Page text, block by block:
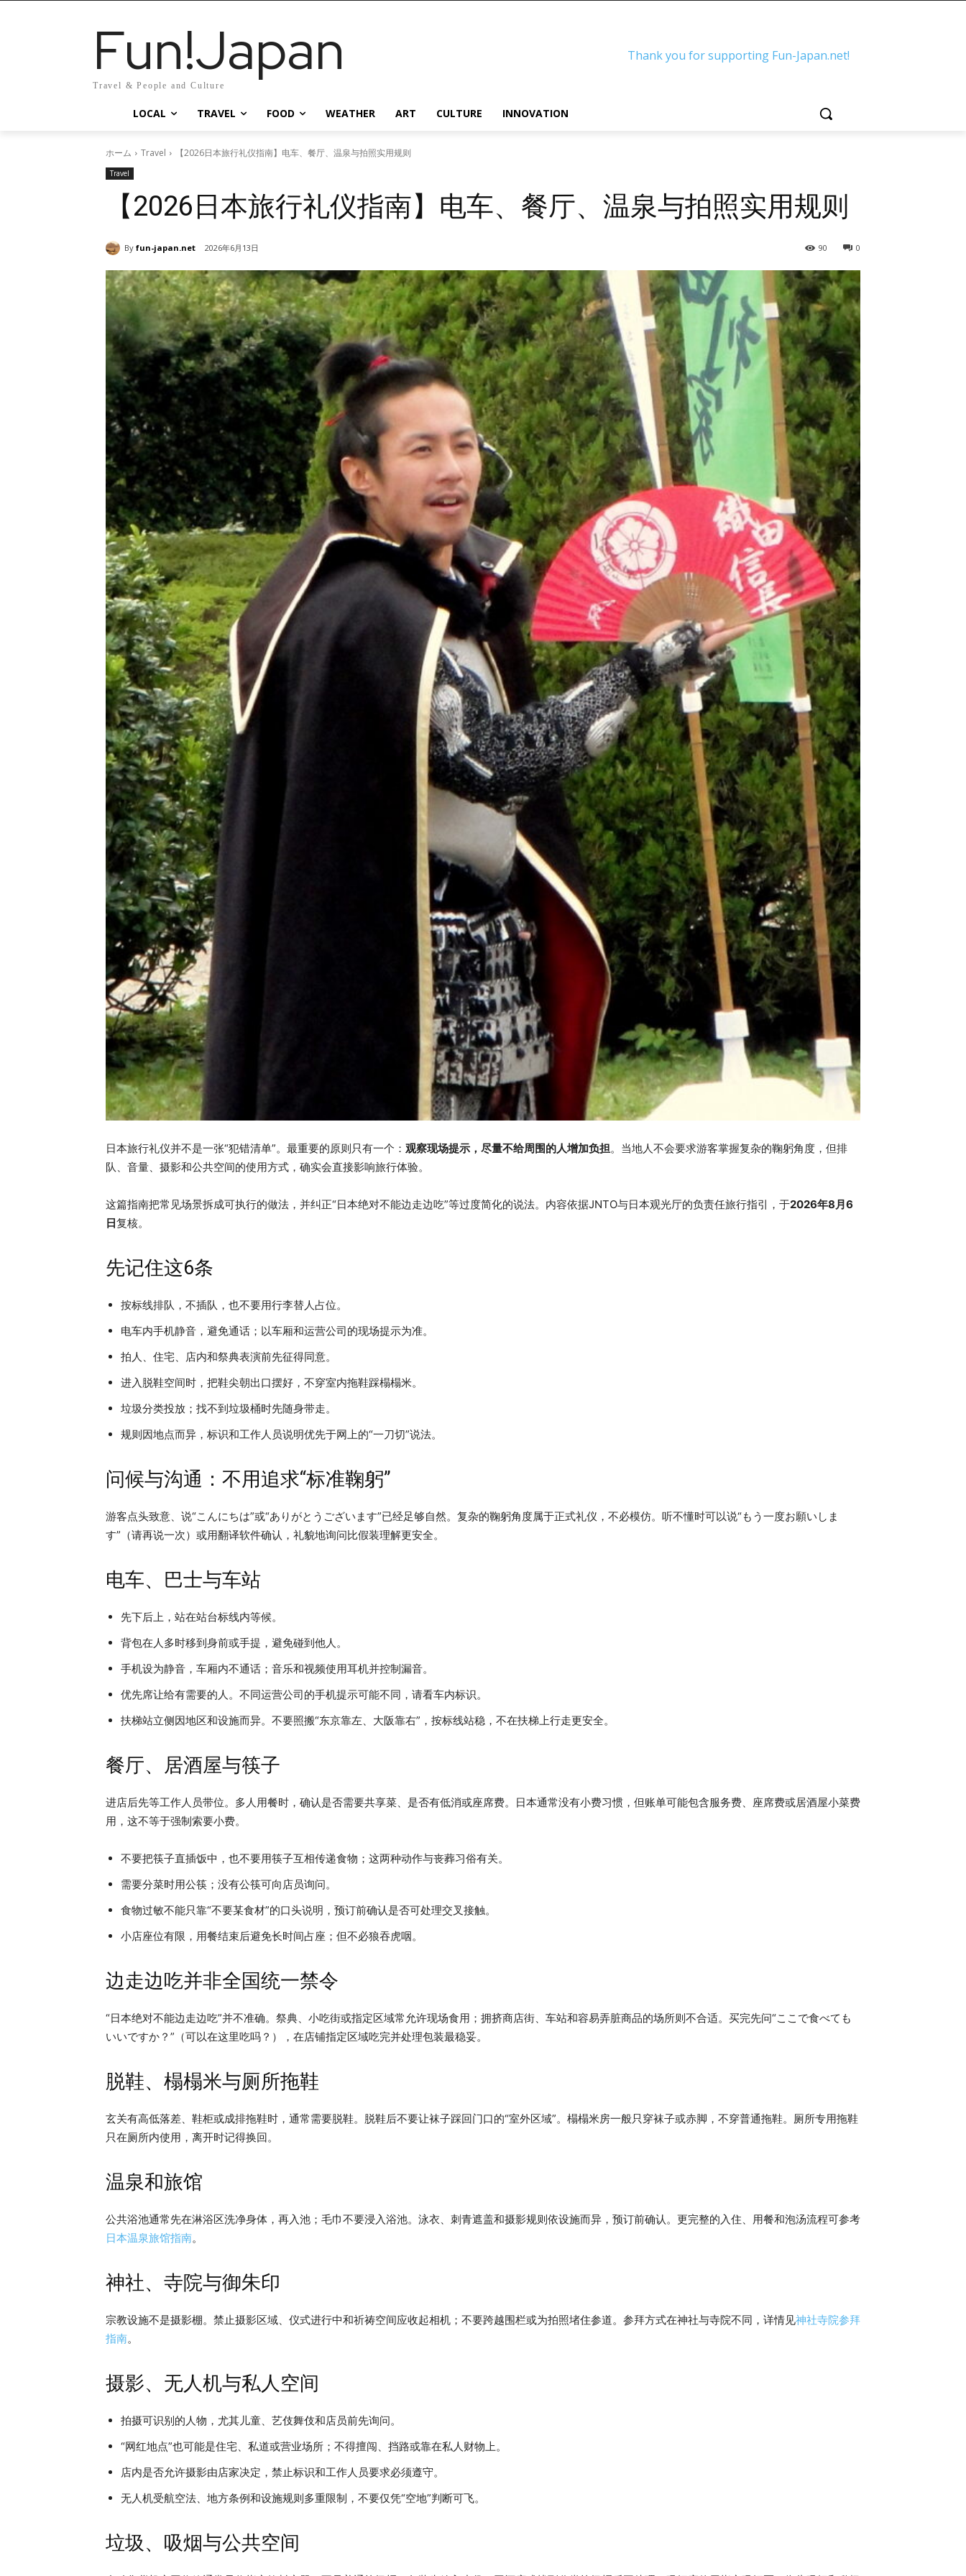
Fun!Japan
Travel & People and Culture
Thank you for supporting Fun-Japan.net!
LOCAL TRAVEL FOOD WEATHER ART CULTURE INNOVATION
ホーム Travel 【2026日本旅行礼仪指南】电车、餐厅、温泉与拍照实用规则
Travel
【2026日本旅行礼仪指南】电车、餐厅、温泉与拍照实用规则
By fun-japan.net 2026年6月13日 0
90
日本旅行礼仪并不是一张“犯错清单”。最重要的原则只有一个： 观察现场提示，尽量不给周围的人增加负担。当地人不会要求游客掌握复杂的鞠躬角度，但排
队、音量、摄影和公共空间的使用方式，确实会直接影响旅行体验。
这篇指南把常见场景拆成可执行的做法，并纠正“日本绝对不能边走边吃”等过度简化的说法。内容依据JNTO与日本观光厅的负责任旅行指引，于2026年8月6
日复核。
先记住这6条
按标线排队，不插队，也不要用行李替人占位。
电车内手机静音，避免通话；以车厢和运营公司的现场提示为准。
拍人、住宅、店内和祭典表演前先征得同意。
进入脱鞋空间时，把鞋尖朝出口摆好，不穿室内拖鞋踩榻榻米。
垃圾分类投放；找不到垃圾桶时先随身带走。
规则因地点而异，标识和工作人员说明优先于网上的“一刀切”说法。
问候与沟通：不用追求“标准鞠躬”
游客点头致意、说“こんにちは”或“ありがとうございます”已经足够自然。复杂的鞠躬角度属于正式礼仪，不必模仿。听不懂时可以说“もう一度お願いしま
す”（请再说一次）或用翻译软件确认，礼貌地询问比假装理解更安全。
电车、巴士与车站
先下后上，站在站台标线内等候。
背包在人多时移到身前或手提，避免碰到他人。
手机设为静音，车厢内不通话；音乐和视频使用耳机并控制漏音。
优先席让给有需要的人。不同运营公司的手机提示可能不同，请看车内标识。
扶梯站立侧因地区和设施而异。不要照搬“东京靠左、大阪靠右”，按标线站稳，不在扶梯上行走更安全。
餐厅、居酒屋与筷子
进店后先等工作人员带位。多人用餐时，确认是否需要共享菜、是否有低消或座席费。日本通常没有小费习惯，但账单可能包含服务费、座席费或居酒屋小菜费
用，这不等于强制索要小费。
不要把筷子直插饭中，也不要用筷子互相传递食物；这两种动作与丧葬习俗有关。
需要分菜时用公筷；没有公筷可向店员询问。
食物过敏不能只靠“不要某食材”的口头说明，预订前确认是否可处理交叉接触。
小店座位有限，用餐结束后避免长时间占座；但不必狼吞虎咽。
边走边吃并非全国统一禁令
“日本绝对不能边走边吃”并不准确。祭典、小吃街或指定区域常允许现场食用；拥挤商店街、车站和容易弄脏商品的场所则不合适。买完先问“ここで食べても
いいですか？”（可以在这里吃吗？），在店铺指定区域吃完并处理包装最稳妥。
脱鞋、榻榻米与厕所拖鞋
玄关有高低落差、鞋柜或成排拖鞋时，通常需要脱鞋。脱鞋后不要让袜子踩回门口的“室外区域”。榻榻米房一般只穿袜子或赤脚，不穿普通拖鞋。厕所专用拖鞋
只在厕所内使用，离开时记得换回。
温泉和旅馆
公共浴池通常先在淋浴区洗净身体，再入池；毛巾不要浸入浴池。泳衣、刺青遮盖和摄影规则依设施而异，预订前确认。更完整的入住、用餐和泡汤流程可参考
日本温泉旅馆指南。
神社、寺院与御朱印
宗教设施不是摄影棚。禁止摄影区域、仪式进行中和祈祷空间应收起相机；不要跨越围栏或为拍照堵住参道。参拜方式在神社与寺院不同，详情见神社寺院参拜
指南。
摄影、无人机与私人空间
拍摄可识别的人物，尤其儿童、艺伎舞伎和店员前先询问。
“网红地点”也可能是住宅、私道或营业场所；不得擅闯、挡路或靠在私人财物上。
店内是否允许摄影由店家决定，禁止标识和工作人员要求必须遵守。
无人机受航空法、地方条例和设施规则多重限制，不要仅凭“空地”判断可飞。
垃圾、吸烟与公共空间